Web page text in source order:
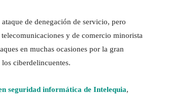
de denegación de servicio, pero
y de comercio minorista
en muchas ocasiones por la gran
ciberdelincuentes.
seguridad informática de Intelequia,